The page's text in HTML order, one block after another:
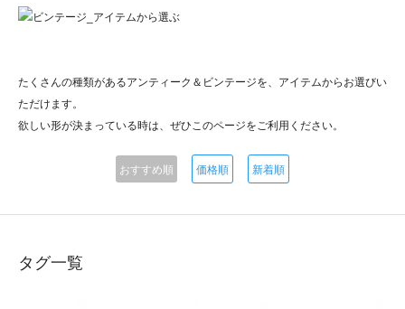
たくさんの種類があるアンティーク＆ビンテージを、アイテムからお選びい
ただけます。
欲しい形が決まっている時は、ぜひこのページをご利用ください。
おすすめ順 価格順 新着順
タグ一覧